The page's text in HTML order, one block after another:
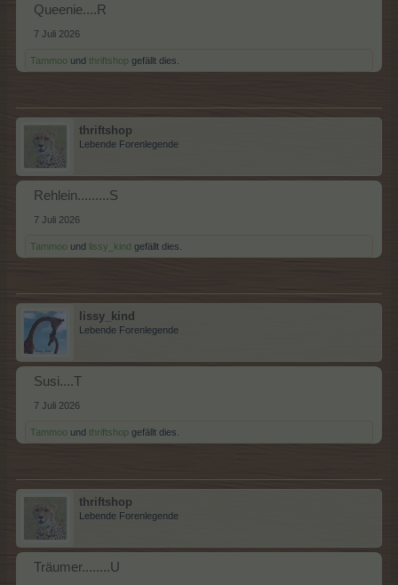
Queenie....R
7 Juli 2026
Tammoo und thriftshop gefällt dies.
thriftshop
Lebende Forenlegende
Rehlein.........S
7 Juli 2026
Tammoo und lissy_kind gefällt dies.
lissy_kind
Lebende Forenlegende
Susi....T
7 Juli 2026
Tammoo und thriftshop gefällt dies.
thriftshop
Lebende Forenlegende
Träumer........U